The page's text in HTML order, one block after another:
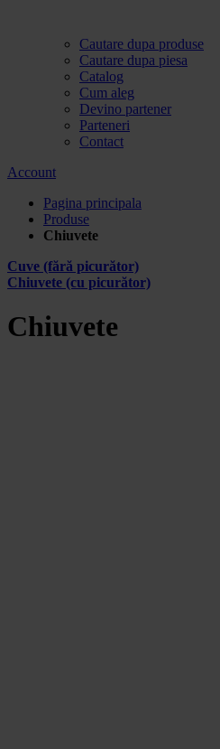
Cautare dupa produse
Cautare dupa piesa
Catalog
Cum aleg
Devino partener
Parteneri
Contact
Account
Pagina principala
Produse
Chiuvete
Cuve (fără picurător)
Chiuvete (cu picurător)
Chiuvete